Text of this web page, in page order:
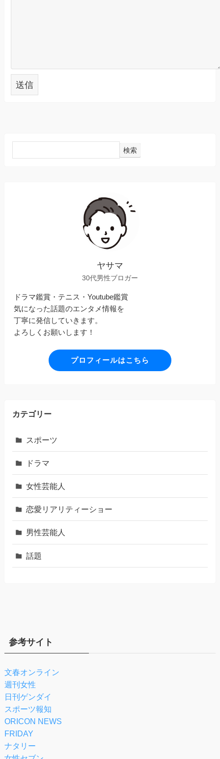
検索
ヤサマ
30代男性ブロガー
ドラマ鑑賞・テニス・Youtube鑑賞
気になった話題のエンタメ情報を
丁寧に発信していきます。
よろしくお願いします！
プロフィールはこちら
カテゴリー
スポーツ
ドラマ
女性芸能人
恋愛リアリティーショー
男性芸能人
話題
参考サイト
文春オンライン
週刊女性
日刊ゲンダイ
スポーツ報知
ORICON NEWS
FRIDAY
ナタリー